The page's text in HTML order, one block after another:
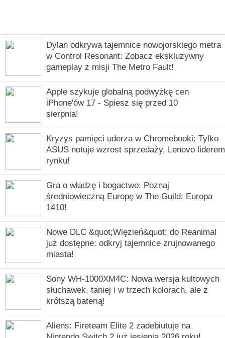
Dylan odkrywa tajemnice nowojorskiego metra
w Control Resonant: Zobacz ekskluzywny
gameplay z misji The Metro Fault!
Apple szykuje globalną podwyżkę cen
iPhone'ów 17 - Spiesz się przed 10
sierpnia!
Kryzys pamięci uderza w Chromebooki: Tylko
ASUS notuje wzrost sprzedaży, Lenovo liderem
rynku!
Gra o władzę i bogactwo: Poznaj
średniowieczną Europę w The Guild: Europa
1410!
Nowe DLC &quot;Więzień&quot; do Reanimal
już dostępne: odkryj tajemnice zrujnowanego
miasta!
Sony WH-1000XM4C: Nowa wersja kultowych
słuchawek, taniej i w trzech kolorach, ale z
krótszą baterią!
Aliens: Fireteam Elite 2 zadebiutuje na